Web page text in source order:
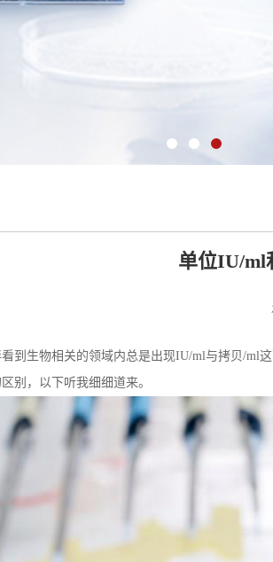
单位IU/ml
到生物相关的领域内总是出现IU/ml与拷贝/ml
别，以下听我细细道来。